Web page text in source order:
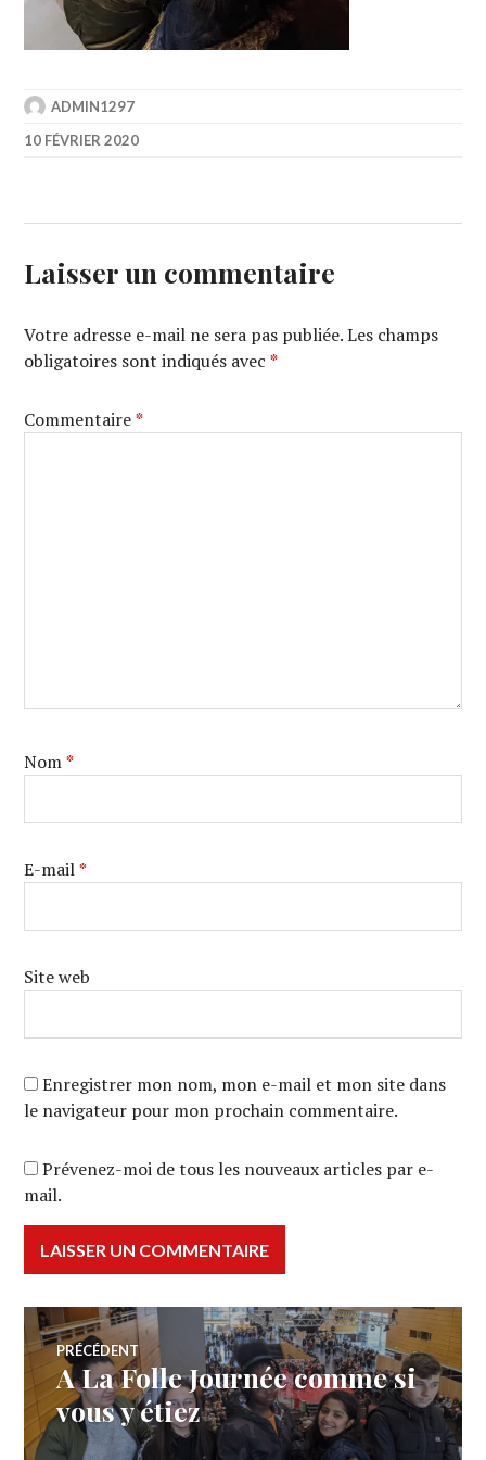
ADMIN1297
10 FÉVRIER 2020
Laisser un commentaire
Votre adresse e-mail ne sera pas publiée. Les champs
obligatoires sont indiqués avec*
Commentaire*
Nom*
E-mail*
Site web
Enregistrer mon nom, mon e-mail et mon site dans
le navigateur pour mon prochain commentaire.
Prévenez-moi de tous les nouveaux articles par e-
mail.
Navigation
de
PRÉCÉDENT
Article
précédent :
A La Folle Journée comme si
vous y étiez